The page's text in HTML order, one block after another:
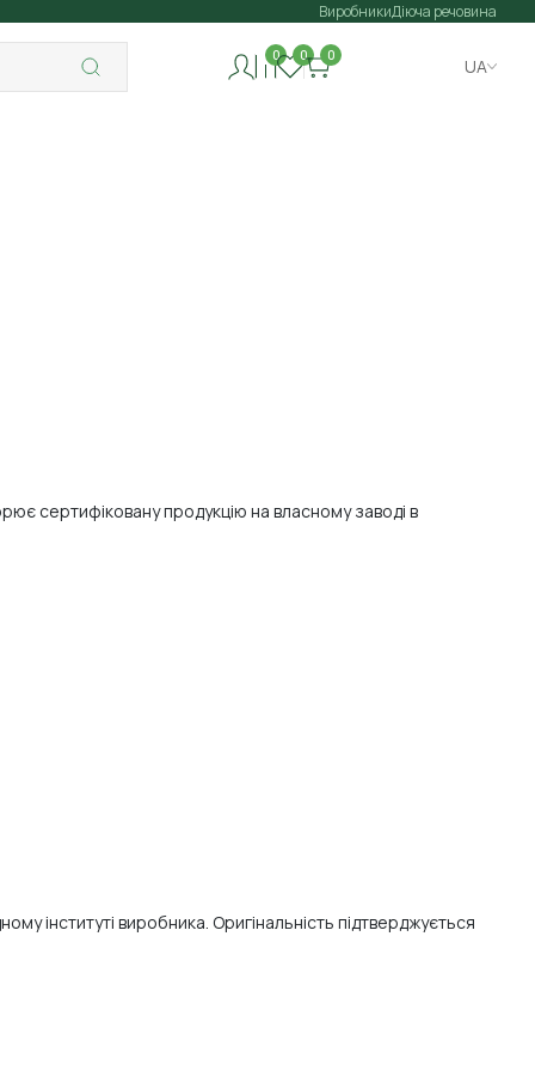
ВиробникиДіюча речовина
0 0 0
UA
сертифіковану продукцію на власному заводі в
інституті виробника. Оригінальність підтверджується